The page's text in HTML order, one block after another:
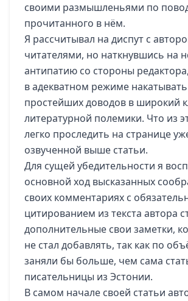
своими размышленьями по
прочитанного в нём.
Я рассчитывал на диспут с
читателями, но наткнувшись на
антипатию со стороны
в адекватном режиме
простейших доводов в широкий
литературной полемики. Что из
легко проследить на странице
озвученной выше статьи.
Для сущей убедительности я
основной ход высказанных
своих комментариях с
цитированием из текста автора
дополнительные свои заметки,
не стал добавлять, так как по
заняли бы больше, чем сама
писательницы из Эстонии.
В самом начале своей статьи